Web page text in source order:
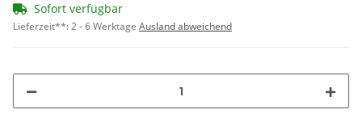
Sofort verfügbar
Lieferzeit**:2 - 6 Werktage Ausland abweichend